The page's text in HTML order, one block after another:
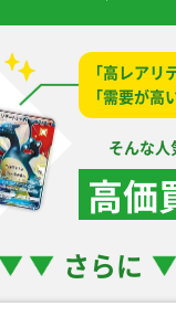
￥6,600
紫 055/054 SR
￥6,300
ックボール S1H
060 UR
ロケット団の
￥5,200
ガルカリオex M1L
063 SAR
グズマ
056/051 SR
「高レアリ
「需要が高
そんな人
高価
さらに